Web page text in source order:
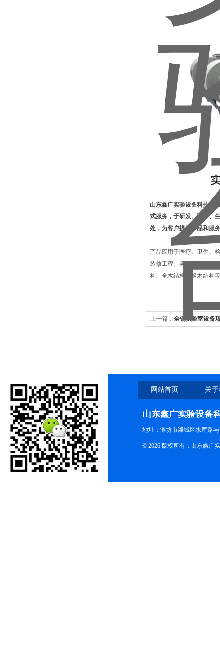
山东鑫广实验设备科技有
式服务，于研发、设计、
处，为客户提供产品和服
产品应用于医疗、卫生、
装修工程、实验室家具、
构、全木结构、钢木结构
上一篇： 全钢实验室设备
网站首页 关
山东鑫广实验设备
地址：潍坊市潍城区水库路
© 2026 版权所有：山东鑫广